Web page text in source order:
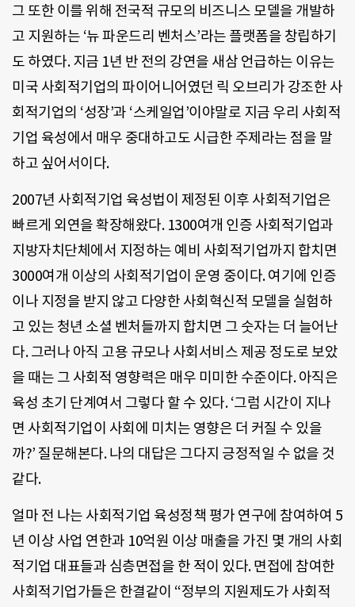
그 또한 이를 위해 전국적 규모의 비즈니스 모델을 개발하
고 지원하는 ‘뉴 파운드리 벤처스’라는 플랫폼을 창립하기
도 하였다. 지금 1년 반 전의 강연을 새삼 언급하는 이유는
미국 사회적기업의 파이어니어였던 릭 오브리가 강조한 사
회적기업의 ‘성장’과 ‘스케일업’이야말로 지금 우리 사회적
기업 육성에서 매우 중대하고도 시급한 주제라는 점을 말
하고 싶어서이다.
2007년 사회적기업 육성법이 제정된 이후 사회적기업은
빠르게 외연을 확장해왔다. 1300여개 인증 사회적기업과
지방자치단체에서 지정하는 예비 사회적기업까지 합치면
3000여개 이상의 사회적기업이 운영 중이다. 여기에 인증
이나 지정을 받지 않고 다양한 사회혁신적 모델을 실험하
고 있는 청년 소셜 벤처들까지 합치면 그 숫자는 더 늘어난
다. 그러나 아직 고용 규모나 사회서비스 제공 정도로 보았
을 때는 그 사회적 영향력은 매우 미미한 수준이다. 아직은
육성 초기 단계여서 그렇다 할 수 있다. ‘그럼 시간이 지나
면 사회적기업이 사회에 미치는 영향은 더 커질 수 있을
까?’ 질문해본다. 나의 대답은 그다지 긍정적일 수 없을 것
같다.
얼마 전 나는 사회적기업 육성정책 평가 연구에 참여하여 5
년 이상 사업 연한과 10억원 이상 매출을 가진 몇 개의 사회
적기업 대표들과 심층면접을 한 적이 있다. 면접에 참여한
사회적기업가들은 한결같이 “정부의 지원제도가 사회적